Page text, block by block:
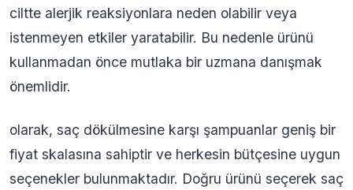
ciltte alerjik reaksiyonlara neden olabilir veya
istenmeyen etkiler yaratabilir. Bu nedenle ürünü
kullanmadan önce mutlaka bir uzmana danışmak
önemlidir.
olarak, saç dökülmesine karşı şampuanlar geniş bir
fiyat skalasına sahiptir ve herkesin bütçesine uygun
seçenekler bulunmaktadır. Doğru ürünü seçerek saç